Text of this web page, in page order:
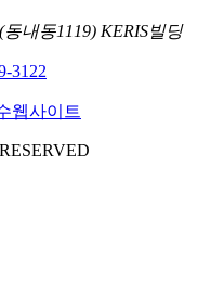
내동1119) KERIS빌딩
3122